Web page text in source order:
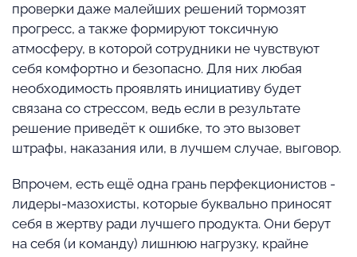
проверки даже малейших решений тормозят
прогресс, а также формируют токсичную
атмосферу, в которой сотрудники не чувствуют
себя комфортно и безопасно. Для них любая
необходимость проявлять инициативу будет
связана со стрессом, ведь если в результате
решение приведёт к ошибке, то это вызовет
штрафы, наказания или, в лучшем случае, выговор.
Впрочем, есть ещё одна грань перфекционистов -
лидеры-мазохисты, которые буквально приносят
себя в жертву ради лучшего продукта. Они берут
на себя (и команду) лишнюю нагрузку, крайне